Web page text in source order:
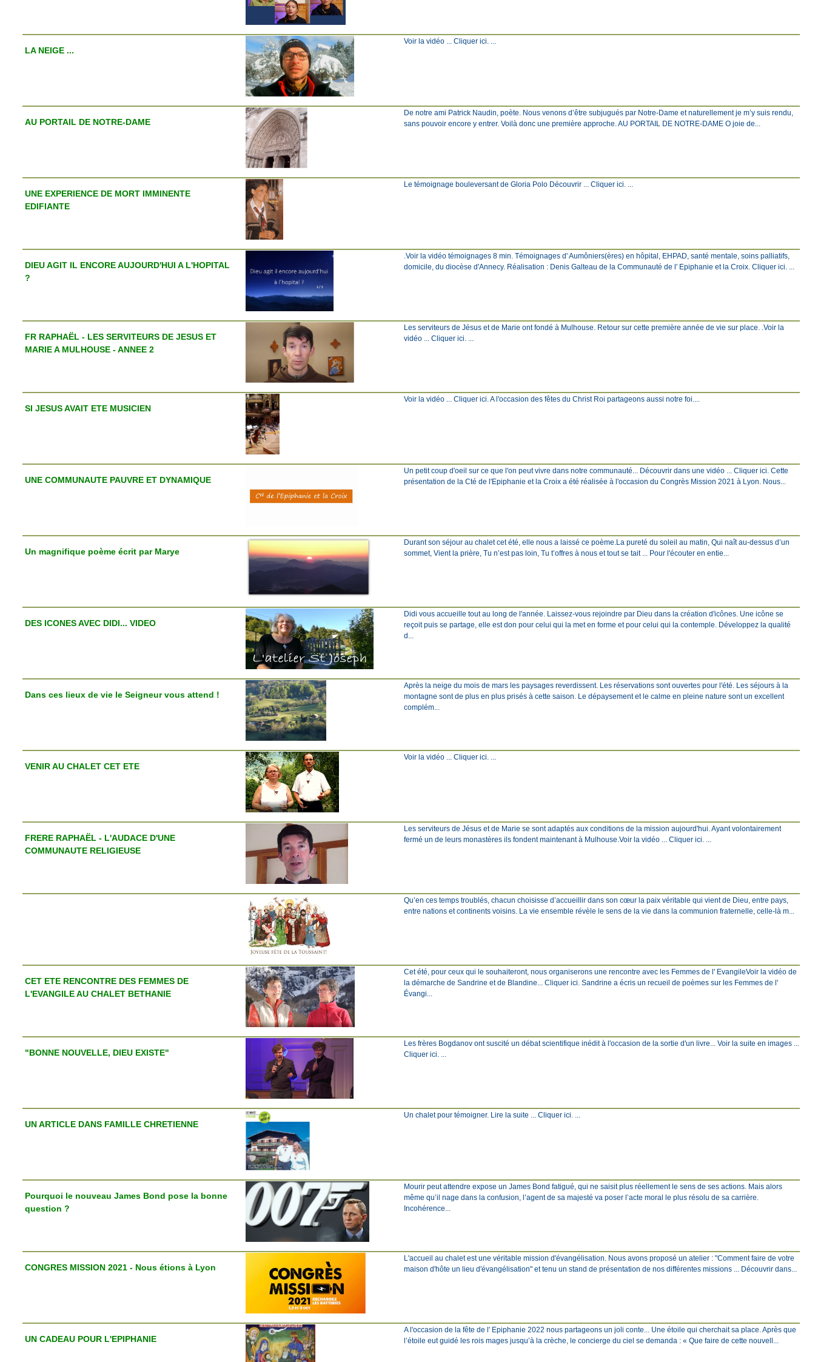
LA NEIGE ...
Voir la vidéo ... Cliquer ici. ...
AU PORTAIL DE NOTRE-DAME
De notre ami Patrick Naudin, poète. Nous venons d’être subjugués par Notre-Dame et naturellement je m’y suis rendu,
sans pouvoir encore y entrer. Voilà donc une première approche. AU PORTAIL DE NOTRE-DAME O joie de...
UNE EXPERIENCE DE MORT IMMINENTE
EDIFIANTE
Le témoignage bouleversant de Gloria Polo Découvrir ... Cliquer ici. ...
DIEU AGIT IL ENCORE AUJOURD'HUI A L'HOPITAL
?
.Voir la vidéo témoignages 8 min. Témoignages d' Aumôniers(ères) en hôpital, EHPAD, santé mentale, soins palliatifs,
domicile, du diocèse d'Annecy. Réalisation : Denis Galteau de la Communauté de l' Epiphanie et la Croix. Cliquer ici. ...
FR RAPHAËL - LES SERVITEURS DE JESUS ET
MARIE A MULHOUSE - ANNEE 2
Les serviteurs de Jésus et de Marie ont fondé à Mulhouse. Retour sur cette première année de vie sur place. .Voir la
vidéo ... Cliquer ici. ...
SI JESUS AVAIT ETE MUSICIEN
Voir la vidéo ... Cliquer ici. A l'occasion des fêtes du Christ Roi partageons aussi notre foi....
UNE COMMUNAUTE PAUVRE ET DYNAMIQUE
Un petit coup d'oeil sur ce que l'on peut vivre dans notre communauté... Découvrir dans une vidéo ... Cliquer ici. Cette
présentation de la Cté de l'Epiphanie et la Croix a été réalisée à l'occasion du Congrès Mission 2021 à Lyon. Nous...
Un magnifique poème écrit par Marye
Durant son séjour au chalet cet été, elle nous a laissé ce poème.La pureté du soleil au matin, Qui naît au-dessus d’un
sommet, Vient la prière, Tu n’est pas loin, Tu t’offres à nous et tout se tait ... Pour l'écouter en entie...
DES ICONES AVEC DIDI... VIDEO
Didi vous accueille tout au long de l'année. Laissez-vous rejoindre par Dieu dans la création d'icônes. Une icône se
reçoit puis se partage, elle est don pour celui qui la met en forme et pour celui qui la contemple. Développez la qualité
d...
Dans ces lieux de vie le Seigneur vous attend !
Après la neige du mois de mars les paysages reverdissent. Les réservations sont ouvertes pour l'été. Les séjours à la
montagne sont de plus en plus prisés à cette saison. Le dépaysement et le calme en pleine nature sont un excellent
complém...
VENIR AU CHALET CET ETE
Voir la vidéo ... Cliquer ici. ...
FRERE RAPHAËL - L'AUDACE D'UNE
COMMUNAUTE RELIGIEUSE
Les serviteurs de Jésus et de Marie se sont adaptés aux conditions de la mission aujourd'hui. Ayant volontairement
fermé un de leurs monastères ils fondent maintenant à Mulhouse.Voir la vidéo ... Cliquer ici. ...
Qu’en ces temps troublés, chacun choisisse d’accueillir dans son cœur la paix véritable qui vient de Dieu, entre pays,
entre nations et continents voisins. La vie ensemble révèle le sens de la vie dans la communion fraternelle, celle-là m...
CET ETE RENCONTRE DES FEMMES DE
L'EVANGILE AU CHALET BETHANIE
Cet été, pour ceux qui le souhaiteront, nous organiserons une rencontre avec les Femmes de l' EvangileVoir la vidéo de
la démarche de Sandrine et de Blandine... Cliquer ici. Sandrine a écris un recueil de poèmes sur les Femmes de l'
Évangi...
"BONNE NOUVELLE, DIEU EXISTE"
Les frères Bogdanov ont suscité un débat scientifique inédit à l'occasion de la sortie d'un livre... Voir la suite en images ...
Cliquer ici. ...
UN ARTICLE DANS FAMILLE CHRETIENNE
Un chalet pour témoigner. Lire la suite ... Cliquer ici. ...
Pourquoi le nouveau James Bond pose la bonne
question ?
Mourir peut attendre expose un James Bond fatigué, qui ne saisit plus réellement le sens de ses actions. Mais alors
même qu’il nage dans la confusion, l’agent de sa majesté va poser l’acte moral le plus résolu de sa carrière.
Incohérence...
CONGRES MISSION 2021 - Nous étions à Lyon
L'accueil au chalet est une véritable mission d'évangélisation. Nous avons proposé un atelier : "Comment faire de votre
maison d'hôte un lieu d'évangélisation" et tenu un stand de présentation de nos différentes missions ... Découvrir dans...
UN CADEAU POUR L'EPIPHANIE
A l'occasion de la fête de l' Epiphanie 2022 nous partageons un joli conte... Une étoile qui cherchait sa place. Après que
l’étoile eut guidé les rois mages jusqu’à la crèche, le concierge du ciel se demanda : « Que faire de cette nouvell...